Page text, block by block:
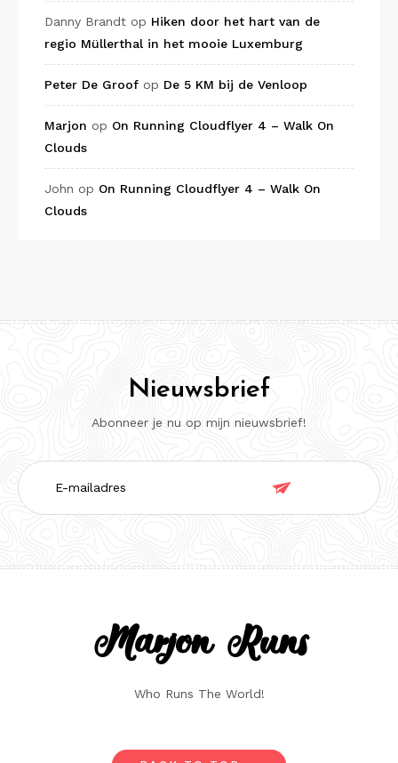
Danny Brandt op Hiken door het hart van de
regio Müllerthal in het mooie Luxemburg
Peter De Groof op De 5 KM bij de Venloop
Marjon op On Running Cloudflyer 4 – Walk On
Clouds
John op On Running Cloudflyer 4 – Walk On
Clouds
Nieuwsbrief
Abonneer je nu op mijn nieuwsbrief!
E-
mailadres

Marjon Runs
Who Runs The World!